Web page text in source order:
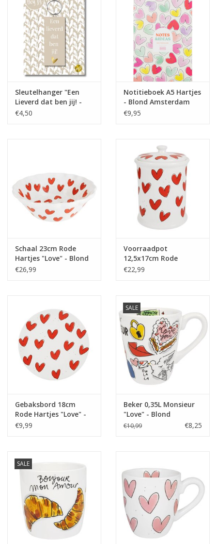
Sleutelhanger "Een
Lieverd dat ben jij! -
The Big Gifts
€4,50
Notitieboek A5 Hartjes
- Blond Amsterdam
€9,95
Schaal 23cm Rode
Hartjes "Love" - Blond
Amsterdam
€26,99
Voorraadpot
12,5x17cm Rode
Hartjes "Love" - Blond
€22,99
Gebaksbord 18cm
Rode Hartjes "Love" -
Blond Amsterdam
€9,99
SALE
Beker 0,35L Monsieur
"Love" - Blond
Amsterdam
€10,99 €8,25
SALE